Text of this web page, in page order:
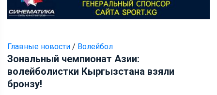
Главные новости / Волейбол
Зональный чемпионат Азии:
волейболистки Кыргызстана взяли
бронзу!